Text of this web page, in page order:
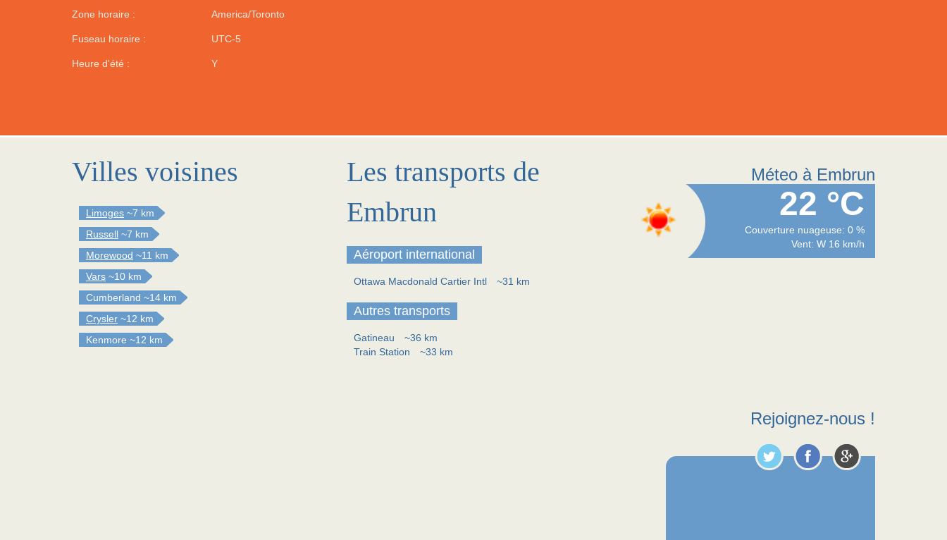
Zone horaire : America/Toronto
Fuseau horaire : UTC-5
Heure d'été : Y
Villes voisines
Limoges ~7 km
Russell ~7 km
Morewood ~11 km
Vars ~10 km
Cumberland ~14 km
Crysler ~12 km
Kenmore ~12 km
Les transports de
Embrun
Aéroport international
Ottawa Macdonald Cartier Intl ~31 km
Autres transports
Gatineau
~36 km
Train Station
~33 km
Méteo à Embrun
22 °C
Couverture nuageuse: 0 %
Vent: W 16 km/h
Rejoignez-nous !